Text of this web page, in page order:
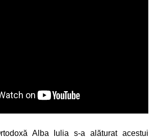
Alba Iulia s-a alăturat acestui